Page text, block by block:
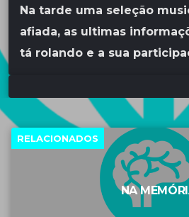
Na tarde uma seleção
afiada, as ultimas
tá rolando e a sua
RELACIONADOS
NA